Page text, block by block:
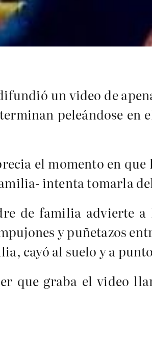
un video de
peleándose
el momento en
intenta tomarla
de familia advierte
y puñetazos
cayó al suelo y a
que graba el video